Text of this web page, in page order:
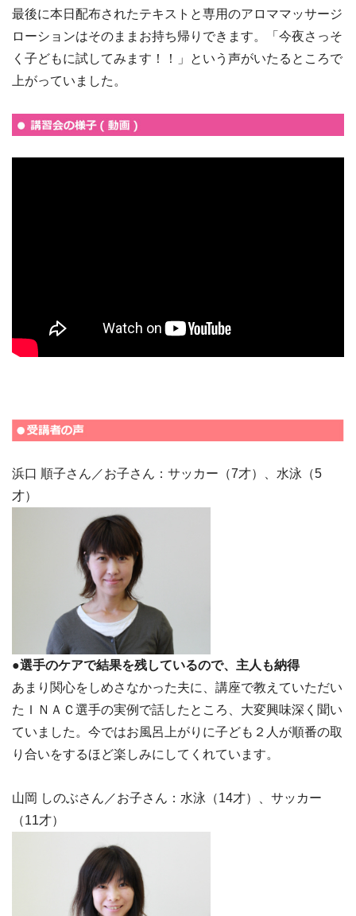
最後に本日配布されたテキストと専用のアロママッサージ
ローションはそのままお持ち帰りできます。「今夜さっそ
く子どもに試してみます！！」という声がいたるところで
上がっていました。
浜口 順子さん／お子さん：サッカー（7才）、水泳（5
才）
●選手のケアで結果を残しているので、主人も納得
あまり関心をしめさなかった夫に、講座で教えていただい
たＩＮＡＣ選手の実例で話したところ、大変興味深く聞い
ていました。今ではお風呂上がりに子ども２人が順番の取
り合いをするほど楽しみにしてくれています。
山岡 しのぶさん／お子さん：水泳（14才）、サッカー
（11才）